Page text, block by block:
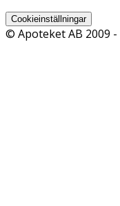
Cookieinställningar
© Apoteket AB 2009 -